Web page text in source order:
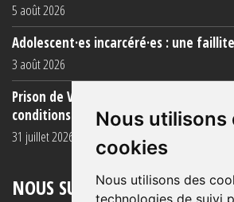
Nous utilisons
cookies
Nous utilisons des
technologies de suivi
5 août 2026
Adolescent·es incarcéré·es : une
3 août 2026
Prison de Vendin-le-Vieil : témoignage
conditions (...)
31 juillet 2026
NOUS SUIVRE